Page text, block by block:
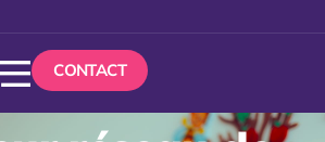
CONTACT